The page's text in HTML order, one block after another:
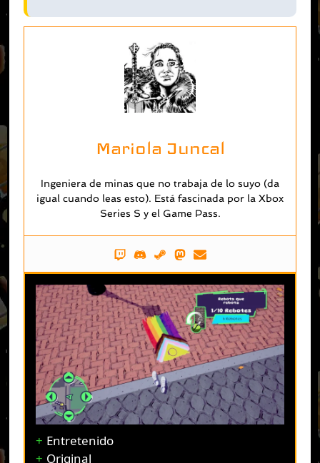
Mariola Juncal
Ingeniera de minas que no trabaja de lo suyo (da
igual cuando leas esto). Está fascinada por la Xbox
Series S y el Game Pass.
Entretenido
Original